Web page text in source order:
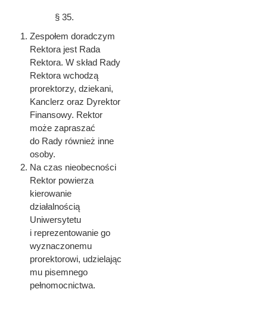
§ 35.
Zespołem doradczym
Rektora jest Rada
Rektora. W skład Rady
Rektora wchodzą
prorektorzy, dziekani,
Kanclerz oraz Dyrektor
Finansowy. Rektor
może zapraszać
do Rady również inne
osoby.
Na czas nieobecności
Rektor powierza
kierowanie
działalnością
Uniwersytetu
i reprezentowanie go
wyznaczonemu
prorektorowi, udzielając
mu pisemnego
pełnomocnictwa.